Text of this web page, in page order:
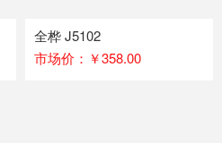
全桦 J5102
市场价：￥358.00